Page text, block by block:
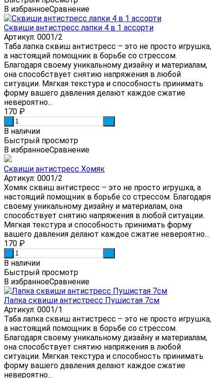
В избранноеСравнение
Сквиши антистресс лапки 4 в 1 ассорти
Артикул: 0001/2
Таба лапка сквиш антистресс – это не просто игрушка,
а настоящий помощник в борьбе со стрессом.
Благодаря своему уникальному дизайну и материалам,
она способствует снятию напряжения в любой
ситуации. Мягкая текстура и способность принимать
форму вашего давления делают каждое сжатие
невероятно...
170 ₽
В наличии
Быстрый просмотр
В избранноеСравнение
Сквиши антистресс Хомяк
Артикул: 0001/2
Хомяк сквиш антистресс – это не просто игрушка, а
настоящий помощник в борьбе со стрессом. Благодаря
своему уникальному дизайну и материалам, она
способствует снятию напряжения в любой ситуации.
Мягкая текстура и способность принимать форму
вашего давления делают каждое сжатие невероятно...
170 ₽
В наличии
Быстрый просмотр
В избранноеСравнение
Лапка сквиши антистресс Пушистая 7см
Артикул: 0001/1
Таба лапка сквиш антистресс – это не просто игрушка,
а настоящий помощник в борьбе со стрессом.
Благодаря своему уникальному дизайну и материалам,
она способствует снятию напряжения в любой
ситуации. Мягкая текстура и способность принимать
форму вашего давления делают каждое сжатие
невероятно...